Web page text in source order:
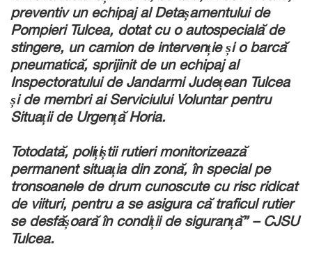
preventiv un echipaj al Detașamentului de
Pompieri Tulcea, dotat cu o autospecială de
stingere, un camion de intervenție și o barcă
pneumatică, sprijinit de un echipaj al
Inspectoratului de Jandarmi Județean Tulcea
și de membri ai Serviciului Voluntar pentru
Situații de Urgență Horia.
Totodată, polițiștii rutieri monitorizează
permanent situația din zonă, în special pe
tronsoanele de drum cunoscute cu risc ridicat
de viituri, pentru a se asigura că traficul rutier
se desfășoară în condiții de siguranță” – CJSU
Tulcea.